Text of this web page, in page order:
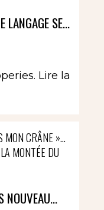
LANGAGE SE...
Lire la
MON CRÂNE »…
MONTÉE DU
NOUVEAU...